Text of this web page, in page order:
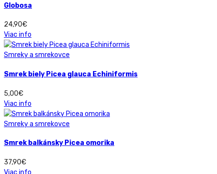
Globosa
24,90€
Viac info
Smreky a smrekovce
Smrek biely Picea glauca Echiniformis
5,00€
Viac info
Smreky a smrekovce
Smrek balkánsky Picea omorika
37,90€
Viac info